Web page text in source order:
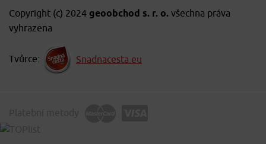
Copyright (c) 2024 geoobchod s. r. o. všechna práva
vyhrazena
Tvůrce: Snadnacesta.eu